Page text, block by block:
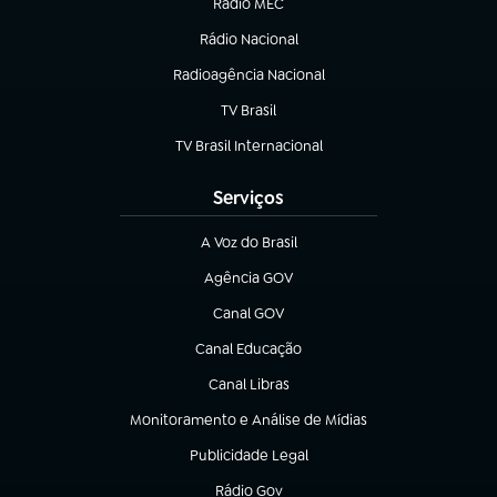
Rádio MEC
Rádio Nacional
(abre em nova aba)
Radioagência Nacional
(abre em nova aba)
TV Brasil
(abre em nova aba)
TV Brasil Internacional
(abre em nova aba)
Serviços
A Voz do Brasil
(abre em nova aba)
Agência GOV
(abre em nova aba)
Canal GOV
(abre em nova aba)
Canal Educação
(abre em nova aba)
Canal Libras
(abre em nova aba)
Monitoramento e Análise de Mídias
(abre em nova aba)
Publicidade Legal
(abre em nova aba)
Rádio Gov